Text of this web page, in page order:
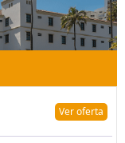
Ver oferta